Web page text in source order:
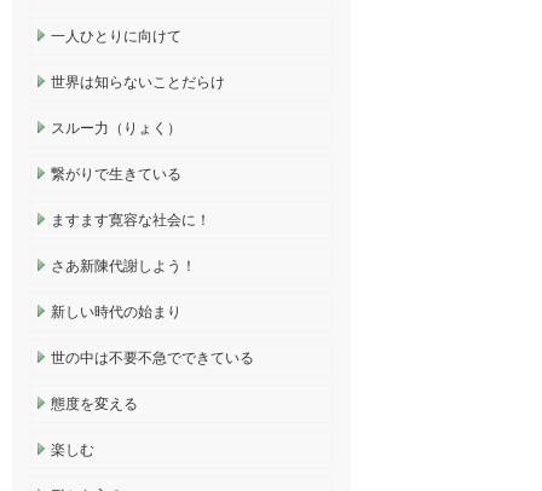
一人ひとりに向けて
世界は知らないことだらけ
スルー力（りょく）
繋がりで生きている
ますます寛容な社会に！
さあ新陳代謝しよう！
新しい時代の始まり
世の中は不要不急でできている
態度を変える
楽しむ